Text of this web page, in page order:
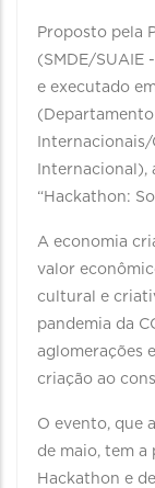
Proposto pela
(SMDE/SUAIE
e executado
(Departamento
Internacional),
“Hackathon:
A economia
valor
cultural e
pandemia da
aglomerações
criação ao
O evento, que
de maio, tem a
Hackathon e